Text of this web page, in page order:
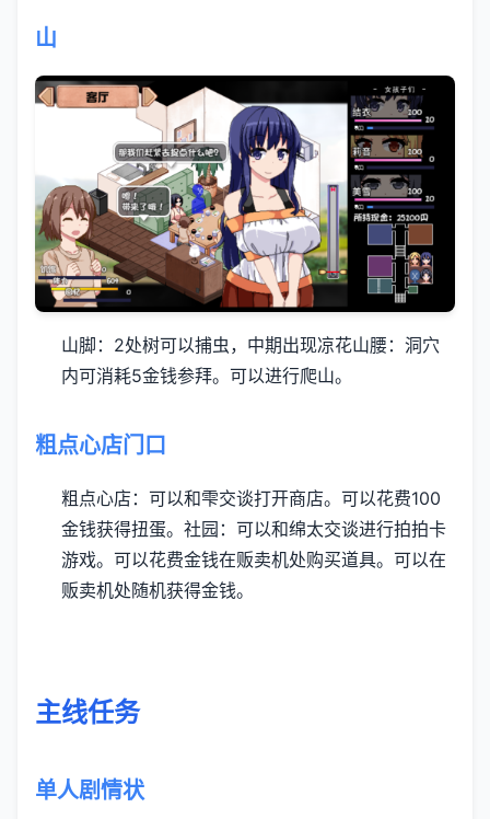
山
山脚：2处树可以捕虫，中期出现凉花山腰：洞穴
内可消耗5金钱参拜。可以进行爬山。
粗点心店门口
粗点心店：可以和雫交谈打开商店。可以花费100
金钱获得扭蛋。 社园：可以和绵太交谈进行拍拍卡
游戏。可以花费金钱在贩卖机处购买道具。可以在
贩卖机处随机获得金钱。
主线任务
单人剧情状